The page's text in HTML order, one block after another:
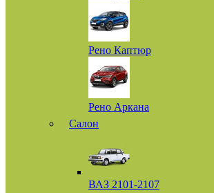
Рено Каптюр
Рено Аркана
Салон
ВАЗ 2101-2107